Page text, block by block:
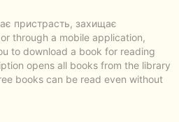
пристрасть, захищає
through a mobile application,
to download a book for reading
opens all books from the library
books can be read even without